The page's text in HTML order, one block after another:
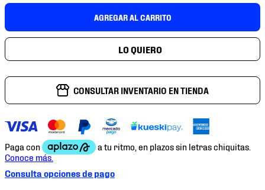
AGREGAR AL CARRITO
CONSULTAR INVENTARIO EN TIENDA
Consulta opciones de pago